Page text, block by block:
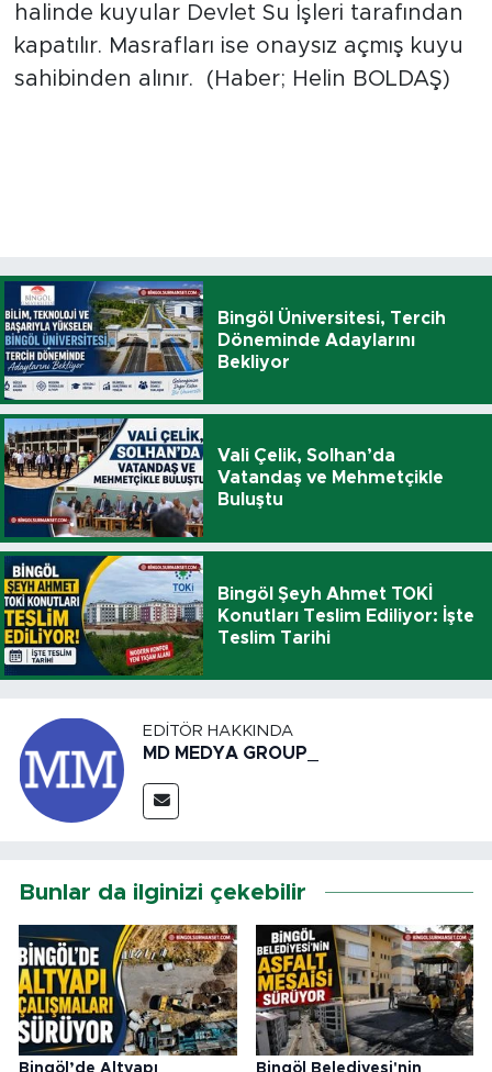
halinde kuyular Devlet Su İşleri tarafından
kapatılır. Masrafları ise onaysız açmış kuyu
sahibinden alınır. (Haber; Helin BOLDAŞ)
Bingöl Üniversitesi, Tercih
Döneminde Adaylarını
Bekliyor
Vali Çelik, Solhan’da
Vatandaş ve Mehmetçikle
Buluştu
Bingöl Şeyh Ahmet TOKİ
Konutları Teslim Ediliyor: İşte
Teslim Tarihi
EDITÖR HAKKINDA
MD MEDYA GROUP_
Bunlar da ilginizi çekebilir